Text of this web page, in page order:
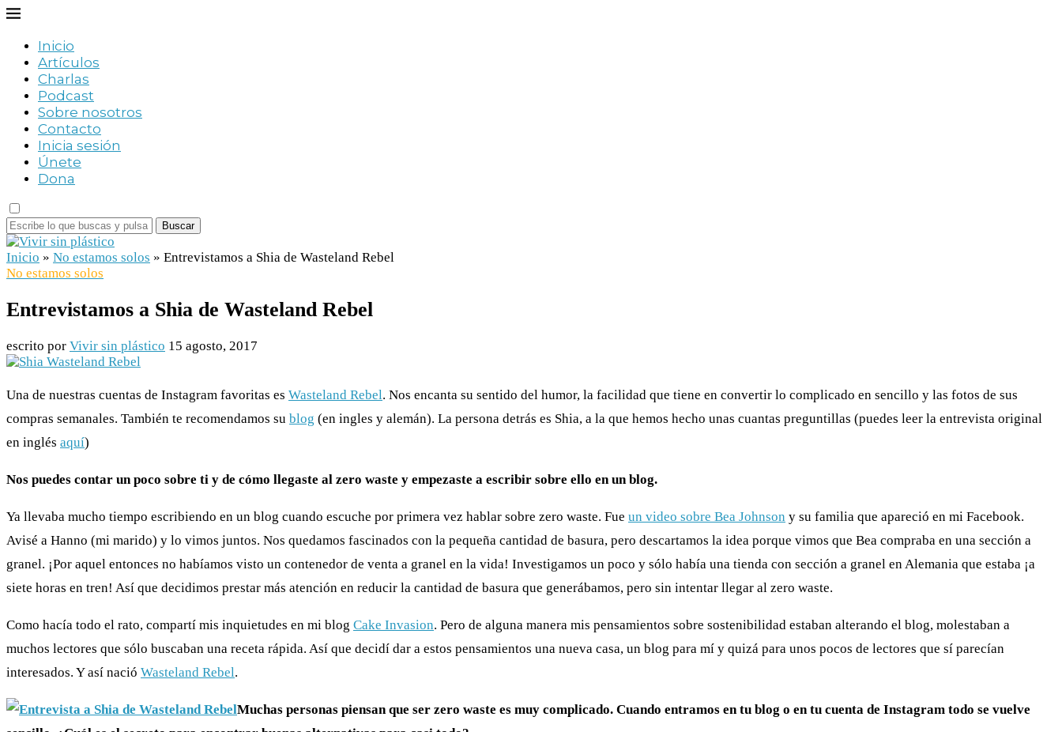
Inicio
Artículos
Charlas
Podcast
Sobre nosotros
Contacto
Inicia sesión
Únete
Dona
Buscar
Inicio » No estamos solos » Entrevistamos a Shia de Wasteland Rebel
No estamos solos
Entrevistamos a Shia de Wasteland Rebel
escrito por Vivir sin plástico 15 agosto, 2017
Una de nuestras cuentas de Instagram favoritas es Wasteland Rebel. Nos encanta su sentido del humor, la facilidad que tiene en convertir lo complicado en sencillo y las fotos de sus
compras semanales. También te recomendamos su blog (en ingles y alemán). La persona detrás es Shia, a la que hemos hecho unas cuantas preguntillas (puedes leer la entrevista original
en inglés aquí)
Nos puedes contar un poco sobre ti y de cómo llegaste al zero waste y empezaste a escribir sobre ello en un blog.
Ya llevaba mucho tiempo escribiendo en un blog cuando escuche por primera vez hablar sobre zero waste. Fue un video sobre Bea Johnson y su familia que apareció en mi Facebook.
Avisé a Hanno (mi marido) y lo vimos juntos. Nos quedamos fascinados con la pequeña cantidad de basura, pero descartamos la idea porque vimos que Bea compraba en una sección a
granel. ¡Por aquel entonces no habíamos visto un contenedor de venta a granel en la vida! Investigamos un poco y sólo había una tienda con sección a granel en Alemania que estaba ¡a
siete horas en tren! Así que decidimos prestar más atención en reducir la cantidad de basura que generábamos, pero sin intentar llegar al zero waste.
Como hacía todo el rato, compartí mis inquietudes en mi blog Cake Invasion. Pero de alguna manera mis pensamientos sobre sostenibilidad estaban alterando el blog, molestaban a
muchos lectores que sólo buscaban una receta rápida. Así que decidí dar a estos pensamientos una nueva casa, un blog para mí y quizá para unos pocos de lectores que sí parecían
interesados. Y así nació Wasteland Rebel.
Muchas personas piensan que ser zero waste es muy complicado. Cuando entramos en tu blog o en tu cuenta de Instagram todo se vuelve